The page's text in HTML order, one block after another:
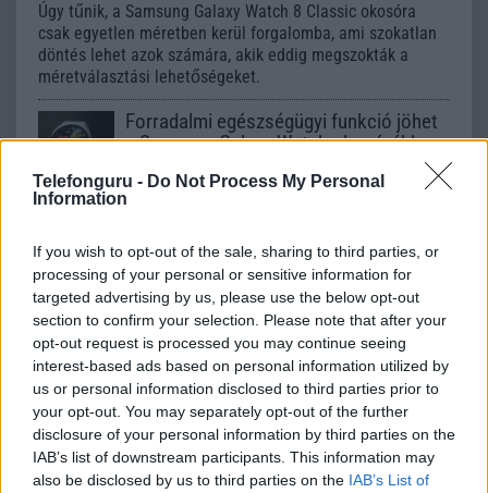
Telefonguru - Do Not Process My Personal
Information
If you wish to opt-out of the sale, sharing to third parties, or
processing of your personal or sensitive information for
targeted advertising by us, please use the below opt-out
section to confirm your selection. Please note that after your
opt-out request is processed you may continue seeing
interest-based ads based on personal information utilized by
us or personal information disclosed to third parties prior to
your opt-out. You may separately opt-out of the further
disclosure of your personal information by third parties on the
IAB’s list of downstream participants. This information may
also be disclosed by us to third parties on the IAB’s List of
Úgy tűnik, a Samsung Galaxy Watch 8 Classic okosóra
csak egyetlen méretben kerül forgalomba, ami szokatlan
döntés lehet azok számára, akik eddig megszokták a
méretválasztási lehetőségeket.
Forradalmi egészségügyi funkció jöhet
a Samsung Galaxy Watch okosórákba
2026.05.10 | SamMobile
A Samsung órái akár percekkel előre jelezhetik az ájulást
Drámai dizájnváltás jön: a Galaxy Watch
8 már nem lesz teljesen kerek?
2025.05.09 | 9to5Google
Egy kiszivárgott alkalmazás kódjai és képei szerint a
Samsung új okosórái komoly arculatváltáson esnek át –
vége a jól megszokott, teljesen kör alakú formának.